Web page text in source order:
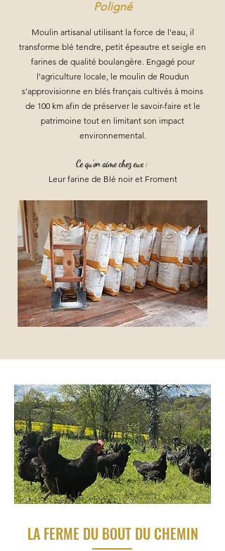
Poligné
Moulin artisanal utilisant la force de l'eau, il
transforme blé tendre, petit épeautre et seigle en
farines de qualité boulangère. Engagé pour
l'agriculture locale, le moulin de Roudun
s'approvisionne en blés français cultivés à moins
de 100 km afin de préserver le savoir-faire et le
patrimoine tout en limitant son impact
environnemental.
Ce qu'on aime chez eux :
Leur farine de Blé noir et Froment
LA FERME DU BOUT DU CHEMIN